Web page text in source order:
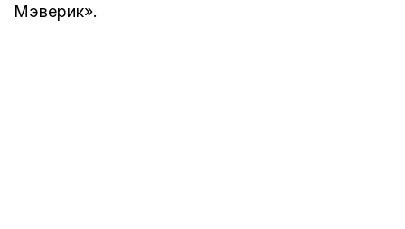
Мэверик».